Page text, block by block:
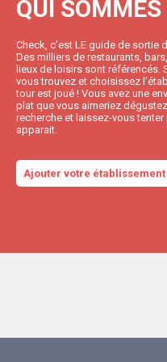
QUI
Check, c’est LE guide de sortie
Des milliers de restaurants,
lieux de loisirs sont référencés.
vous trouvez et choisissez
tour est joué ! Vous avez une
plat que vous aimeriez
recherche et laissez-vous
apparait.
Ajouter votre établissement